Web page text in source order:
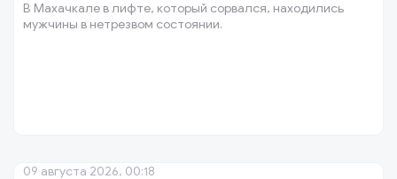
В Махачкале в лифте, который сорвался, находились
мужчины в нетрезвом состоянии.
09 августа 2026, 00:18